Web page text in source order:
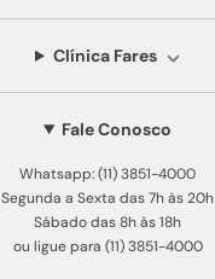
Clínica Fares
Fale Conosco
Whatsapp: (11) 3851-4000
Segunda a Sexta das 7h às 20h
Sábado das 8h às 18h
ou ligue para (11) 3851-4000